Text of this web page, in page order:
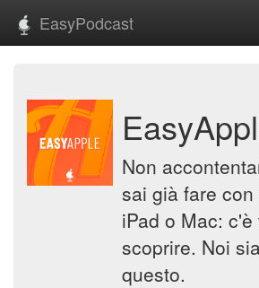
EasyPodcast
Non
sai già fare
iPad o Mac:
scoprire. Noi
questo.